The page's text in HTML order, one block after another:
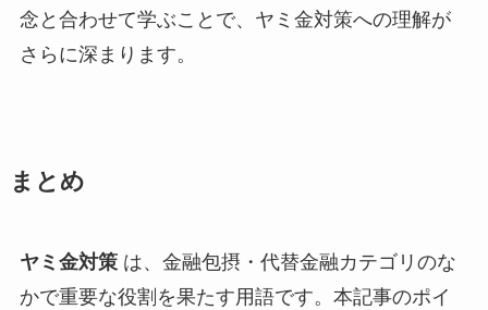
念と合わせて学ぶことで、ヤミ金対策への理解が
さらに深まります。
まとめ
ヤミ金対策は、金融包摂・代替金融カテゴリのな
かで重要な役割を果たす用語です。本記事のポイ